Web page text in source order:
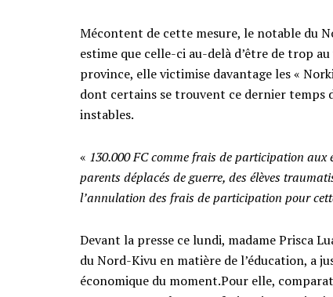
Mécontent de cette mesure, le notable du
estime que celle-ci au-delà d’être de trop
province, elle victimise davantage les «
dont certains se trouvent ce dernier temps
instables.
« 130.000 FC comme frais de participation aux
parents déplacés de guerre, des élèves
l’annulation des frais de participation pour
Devant la presse ce lundi, madame Prisca
du Nord-Kivu en matière de l’éducation, a
économique du moment.Pour elle,